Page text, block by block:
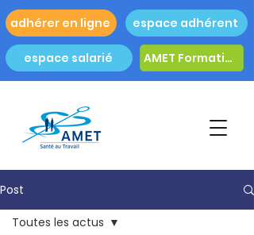
adhérer en ligne espace adhérent
espace salarié AMET Formation
Post
Toutes les actus